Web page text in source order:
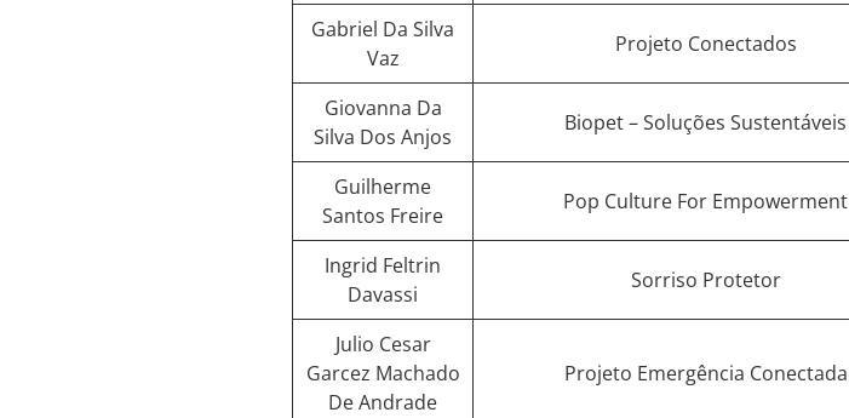
Gabriel Da Silva
Vaz
Projeto Conectados
Giovanna Da
Silva Dos Anjos
Biopet – Soluções Sustentáveis
Guilherme
Santos Freire
Pop Culture For Empowerment
Ingrid Feltrin
Davassi
Sorriso Protetor
Julio Cesar
Garcez Machado
De Andrade
Projeto Emergência Conectada